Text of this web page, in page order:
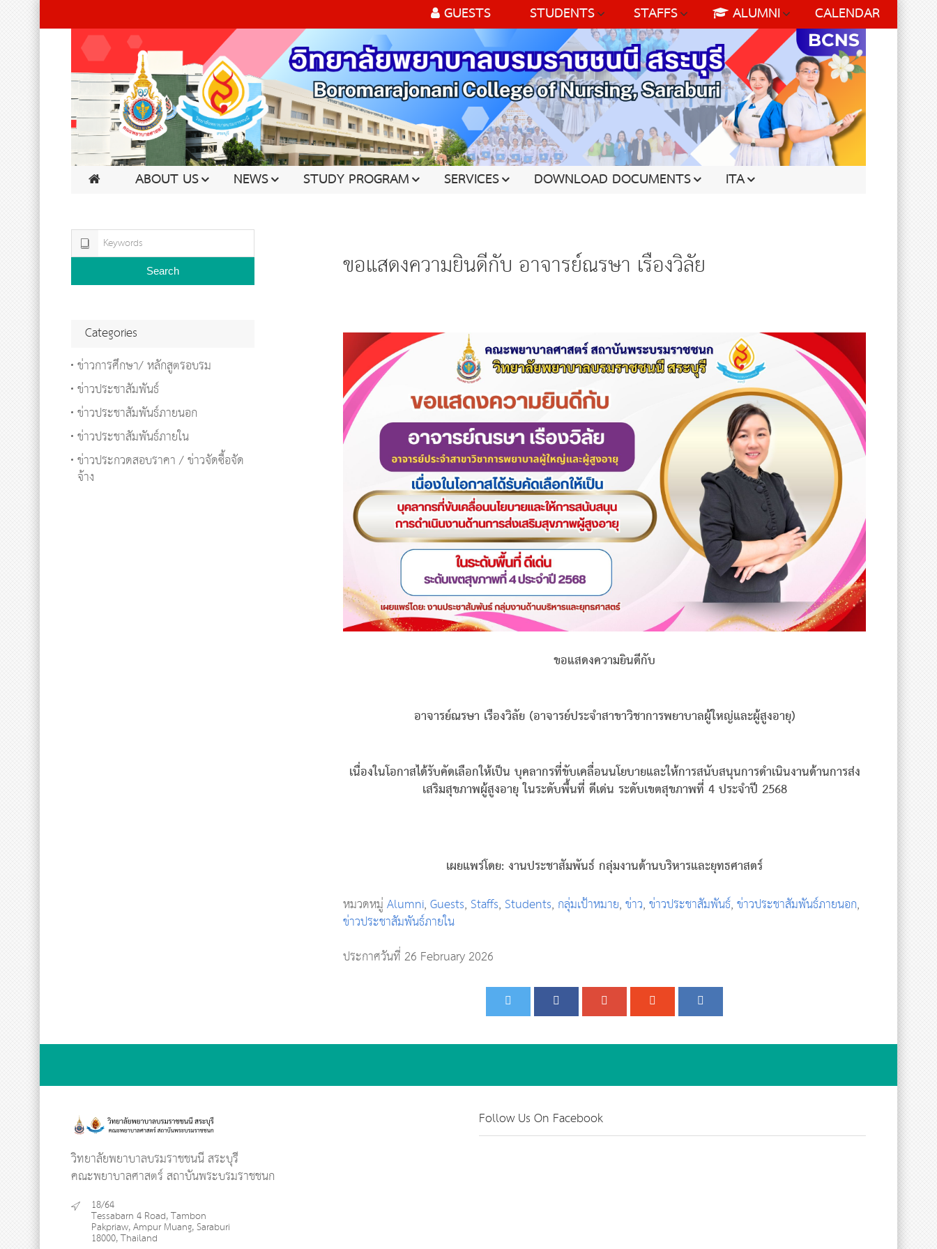
GUESTS STUDENTS STAFFS ALUMNI CALENDAR
ABOUT US NEWS STUDY PROGRAM SERVICES DOWNLOAD DOCUMENTS ITA
ขอแสดงความยินดีกับ อาจารย์ณรษา เรืองวิลัย
ขอแสดงความยินดีกับ
อาจารย์ณรษา เรืองวิลัย (อาจารย์ประจำสาขาวิชาการพยาบาลผู้ใหญ่และผู้สูงอายุ)
เนื่องในโอกาสได้รับคัดเลือกให้เป็น บุคลากรที่ขับเคลื่อนนโยบายและให้การสนับสนุนการดำเนินงานด้านการส่ง
เสริมสุขภาพผู้สูงอายุ ในระดับพื้นที่ ดีเด่น ระดับเขตสุขภาพที่ 4 ประจำปี 2568
เผยแพร่โดย: งานประชาสัมพันธ์ กลุ่มงานด้านบริหารและยุทธศาสตร์
หมวดหมู่Alumni,Guests,Staffs,Students, กลุ่มเป้าหมาย,ข่าว,ข่าวประชาสัมพันธ์,ข่าวประชาสัมพันธ์ภายนอก,
ข่าวประชาสัมพันธ์ภายใน
ประกาศวันที่ 26 February 2026
Search
Categories
ข่าวการศึกษา/ หลักสูตรอบรม
ข่าวประชาสัมพันธ์
ข่าวประชาสัมพันธ์ภายนอก
ข่าวประชาสัมพันธ์ภายใน
ข่าวประกวดสอบราคา / ข่าวจัดซื้อจัด
จ้าง
วิทยาลัยพยาบาลบรมราชชนนี สระบุรี
คณะพยาบาลศาสตร์ สถาบันพระบรมราชชนก
18/64
Tessabarn 4 Road, Tambon
Pakpriaw, Ampur Muang, Saraburi
18000, Thailand
Follow Us On Facebook